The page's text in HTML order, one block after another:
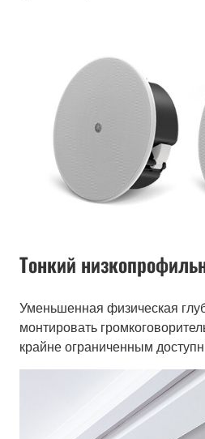
Тонкий
Уменьшенная физическая
монтировать
крайне ограниченным